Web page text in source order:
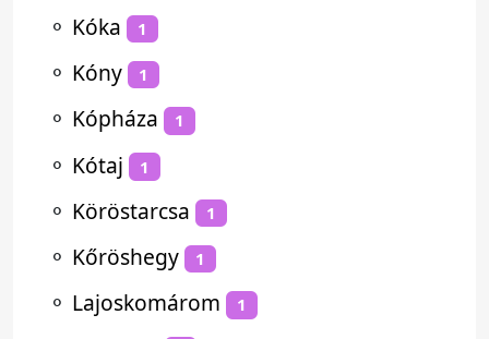
⚬ Kóka 1
⚬ Kóny 1
⚬ Kópháza 1
⚬ Kótaj 1
⚬ Köröstarcsa 1
⚬ Kőröshegy 1
⚬ Lajoskomárom 1